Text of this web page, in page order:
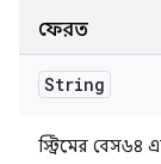
ফেরত
String
স্ট্রিমের বেস৬৪